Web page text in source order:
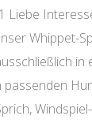
Liebe
Whippet-
in
passenden